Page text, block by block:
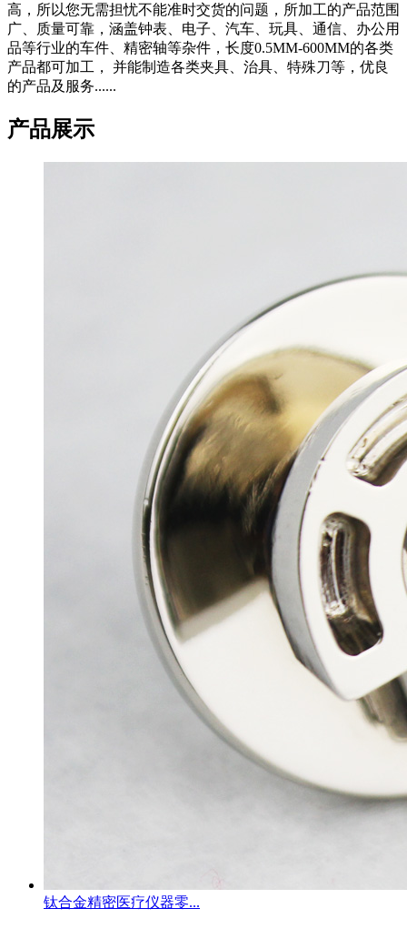
高，所以您无需担忧不能准时交货的问题，所加工的产品范围
广、质量可靠，涵盖钟表、电子、汽车、玩具、通信、办公用
品等行业的车件、精密轴等杂件，长度0.5MM-600MM的各类
产品都可加工， 并能制造各类夹具、治具、特殊刀等，优良
的产品及服务......
产品展示
钛合金精密医疗仪器零...